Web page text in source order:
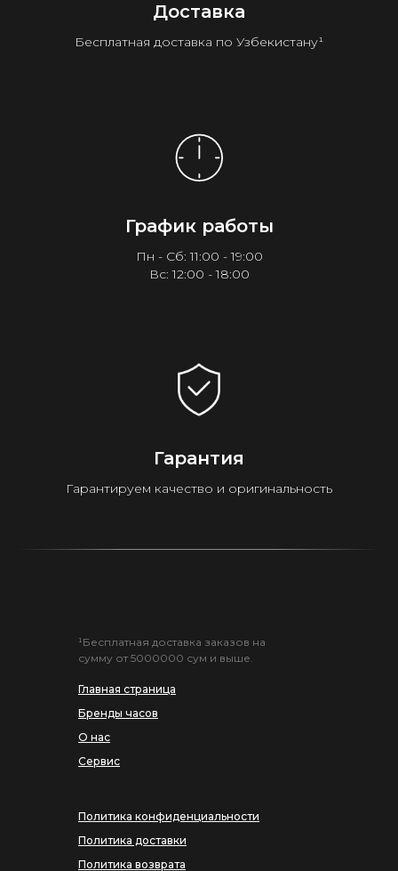
Доставка
Бесплатная доставка по Узбекистану¹
График работы
Пн - Сб: 11:00 - 19:00
Вс: 12:00 - 18:00
Гарантия
Гарантируем качество и оригинальность
Главная страница
Бренды часов
О нас
Сервис
¹Бесплатная доставка заказов на
сумму от 5000000 сум и выше.
Политика конфиденциальности
Политика доставки
Политика возврата